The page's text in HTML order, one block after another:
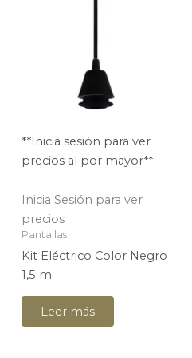
**Inicia sesión para ver
precios al por mayor**
Inicia Sesión para ver
precios
Pantallas
Kit Eléctrico Color Negro
1,5 m
Leer más